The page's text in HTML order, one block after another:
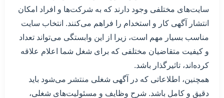
سایت‌های مختلفی وجود دارند که به شرکت‌ها و افراد امکان
انتشار آگهی کار و استخدام را فراهم می‌کنند. انتخاب سایت
مناسب بسیار مهم است، زیرا از این وابستگی می‌تواند تعداد
و کیفیت متقاضیان مختلفی که برای شغل شما اعلام علاقه
کرده‌اند، تاثیرگذار باشد.
همچنین، اطلاعاتی که در آگهی شغلی منتشر می‌شود باید
دقیق و کامل باشد. شرح وظایف و مسئولیت‌های شغلی،